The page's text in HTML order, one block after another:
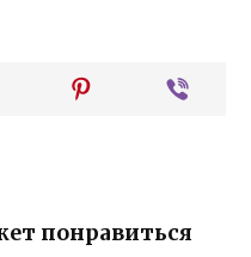
понравиться